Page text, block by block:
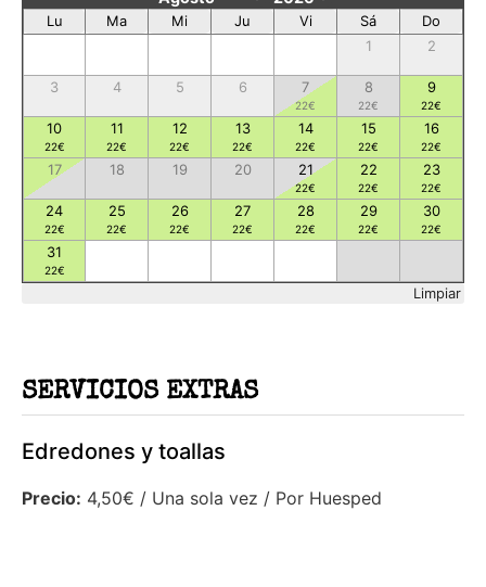
Lu Ma Mi Ju Vi Sá
Do
1
2
3 4 5 6 7
22€
8
22€
9
22€
10
22€
11
22€
12
22€
13
22€
14
22€
15
22€
16
22€
17 18 19 20 21
22€
22
22€
23
22€
24
22€
25
22€
26
22€
27
22€
28
22€
29
22€
30
22€
31
22€
Limpiar
SERVICIOS EXTRAS
Edredones y toallas
Precio: 4,50€ / Una sola vez / Por Huesped